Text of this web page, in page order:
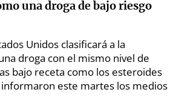
una droga de bajo riesgo
Unidos clasificará a la
droga con el mismo nivel de
bajo receta como los esteroides
informaron este martes los medios